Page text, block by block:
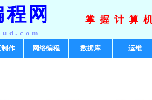
网 掌握计算
制作 网络编程 数据库 运维